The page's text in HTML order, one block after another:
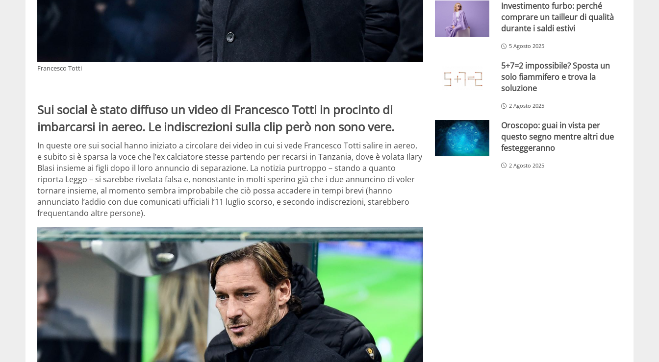
Francesco Totti
Sui social è stato diffuso un video di Francesco Totti in procinto di
imbarcarsi in aereo. Le indiscrezioni sulla clip però non sono vere.
In queste ore sui social hanno iniziato a circolare dei video in cui si vede Francesco Totti salire in aereo,
e subito si è sparsa la voce che l’ex calciatore stesse partendo per recarsi in Tanzania, dove è volata Ilary
Blasi insieme ai figli dopo il loro annuncio di separazione. La notizia purtroppo – stando a quanto
riporta Leggo – si sarebbe rivelata falsa e, nonostante in molti sperino già che i due annuncino di voler
tornare insieme, al momento sembra improbabile che ciò possa accadere in tempi brevi (hanno
annunciato l’addio con due comunicati ufficiali l’11 luglio scorso, e secondo indiscrezioni, starebbero
frequentando altre persone).
Investimento furbo: perché
comprare un tailleur di qualità
durante i saldi estivi
5 Agosto 2025
5+7=2 impossibile? Sposta un
solo fiammifero e trova la
soluzione
2 Agosto 2025
Oroscopo: guai in vista per
questo segno mentre altri due
festeggeranno
2 Agosto 2025